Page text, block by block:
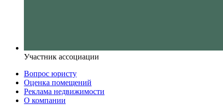
Участник ассоциации
Вопрос юристу
Оценка помещений
Реклама недвижимости
О компании